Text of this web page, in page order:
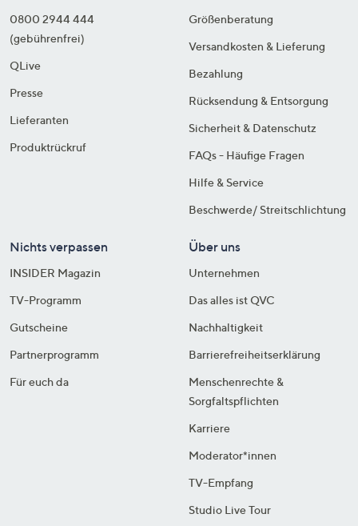
0800 2944 444
(gebührenfrei)
QLive
Presse
Lieferanten
Produktrückruf
Größenberatung
Versandkosten & Lieferung
Bezahlung
Rücksendung & Entsorgung
Sicherheit & Datenschutz
FAQs - Häufige Fragen
Hilfe & Service
Beschwerde/ Streitschlichtung
Nichts verpassen
INSIDER Magazin
TV-Programm
Gutscheine
Partnerprogramm
Für euch da
Über uns
Unternehmen
Das alles ist QVC
Nachhaltigkeit
Barrierefreiheitserklärung
Menschenrechte &
Sorgfaltspflichten
Karriere
Moderator*innen
TV-Empfang
Studio Live Tour